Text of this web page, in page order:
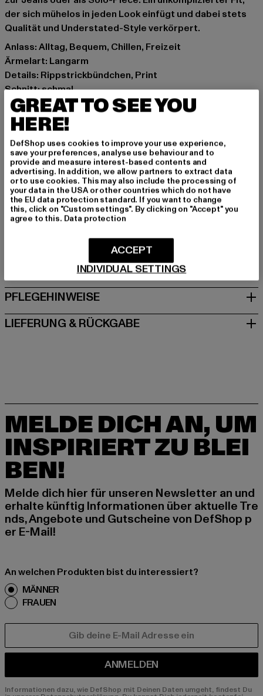
der sich mühelos in jeden Look einfügt und dabei stets
Qualität und Understated-Style verkörpert.
Anlass: Alltag, Bequem, Chillen, Freizeit
Ärmelart: Langarm
Details: Rippstrickbündchen, Print
Schnitt: schmal
Marke: Another Cotton Lab
Kat.: Longsleeves
Farbe: beige
Hersteller Farbe: off white
Materialzusammensetzung: 100% Baumwolle
Art.Nr: PD00010541-04359
Hersteller: Urban Styles Agency GmbH & Co. KG |
agentur@urbanstylesagency.com
GRÖSSE & PASSFORM
PFLEGEHINWEISE
LIEFERUNG & RÜCKGABE
MELDE DICH AN, UM
INSPIRIERT ZU BLEI
BEN!
Melde dich hier für unseren Newsletter an und
erhalte künftig Informationen über aktuelle Tre
nds, Angebote und Gutscheine von DefShop p
er E-Mail!
An welchen Produkten bist du interessiert?
MÄNNER
FRAUEN
ANMELDEN
Informationen dazu, wie DefShop mit Deinen Daten umgeht, findest Du
GREAT TO SEE YOU
HERE!
DefShop uses cookies to improve your use experience,
save your preferences, analyse use behaviour and to
provide and measure interest-based contents and
advertising. In addition, we allow partners to extract data
or to use cookies. This may also include the processing of
your data in the USA or other countries which do not have
the EU data protection standard. If you want to change
this, click on "Custom settings". By clicking on "Accept" you
agree to this. Data protection
INDIVIDUAL SETTINGS
ACCEPT